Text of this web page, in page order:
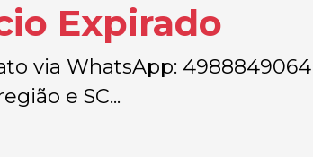
Expirado
via WhatsApp:
e SC...